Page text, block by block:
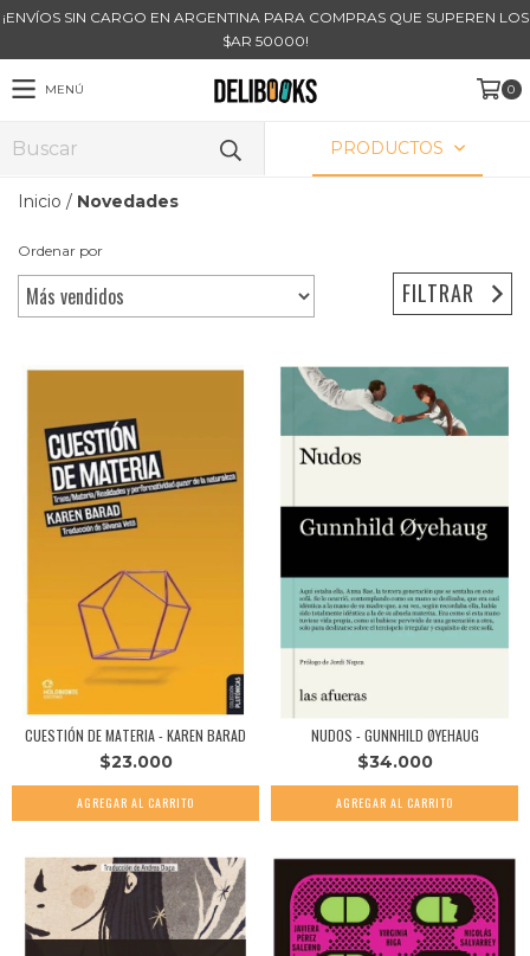
¡ENVÍOS SIN CARGO EN ARGENTINA PARA COMPRAS QUE SUPEREN LOS
$AR 50000!
MENÚ 0
PRODUCTOS
Inicio / Novedades
Ordenar por
FILTRAR
CUESTIÓN DE MATERIA - KAREN BARAD
$23.000
NUDOS - GUNNHILD ØYEHAUG
$34.000